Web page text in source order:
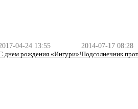
04-24 13:55
днем рождения «Ингури»!
2014-07-17 08:28
Подсолнечник